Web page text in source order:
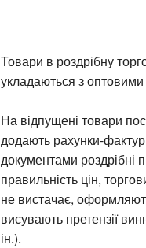
Товари в роздрібну
укладаються з
На відпущені товари
додають рахунки-
документами роздрібні
правильність цін,
не вистачає,
висувають претензії
ін.).